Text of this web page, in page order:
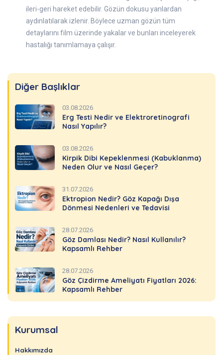
ileri-geri hareket edebilir. Gözün dokusu yanlardan
aydınlatılarak izlenir. Böylece uzman gözün tüm
detaylarını film üzerinde yakalar ve bunları inceleyerek
hastalığı tanımlamaya çalışır.
Diğer Başlıklar
03.08.2026
Erg Testi Nedir ve Elektroretinografi
Nasıl Yapılır?
03.08.2026
Kirpik Dibi Kepeklenmesi (Kabuklanma)
Neden Olur ve Nasıl Geçer?
31.07.2026
Ektropion Nedir? Göz Kapağı Dışa
Dönmesi Nedenleri ve Tedavisi
28.07.2026
Göz Damlası Nedir? Nasıl Kullanılır?
Kapsamlı Rehber
28.07.2026
Göz Çizdirme Ameliyatı Fiyatları 2026:
Kapsamlı Rehber
Kurumsal
Hakkımızda